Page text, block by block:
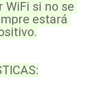
si no se
estará